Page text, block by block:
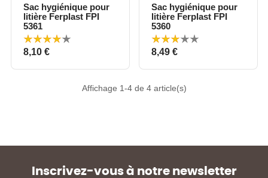
Sac hygiénique pour
litière Ferplast FPI
5361
Prix
8,10 €
Sac hygiénique pour
litière Ferplast FPI
5360
Prix
8,49 €
Affichage 1-4 de 4 article(s)
Inscrivez-vous à notre newsletter